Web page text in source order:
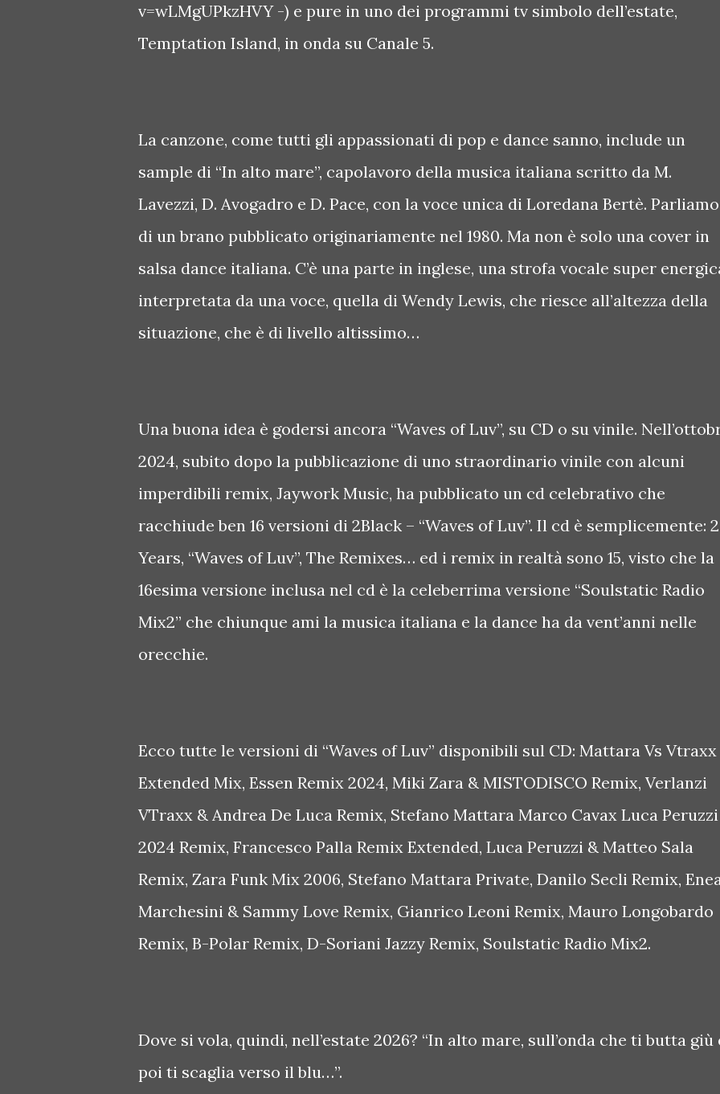
v=wLMgUPkzHVY -) e pure in uno dei programmi tv simbolo dell’estate,
Temptation Island, in onda su Canale 5.
La canzone, come tutti gli appassionati di pop e dance sanno, include un
sample di “In alto mare”, capolavoro della musica italiana scritto da M.
Lavezzi, D. Avogadro e D. Pace, con la voce unica di Loredana Bertè. Parliamo
di un brano pubblicato originariamente nel 1980. Ma non è solo una cover in
salsa dance italiana. C’è una parte in inglese, una strofa vocale super
interpretata da una voce, quella di Wendy Lewis, che riesce all’altezza della
situazione, che è di livello altissimo…
Una buona idea è godersi ancora “Waves of Luv”, su CD o su vinile.
2024, subito dopo la pubblicazione di uno straordinario vinile con alcuni
imperdibili remix, Jaywork Music, ha pubblicato un cd celebrativo che
racchiude ben 16 versioni di 2Black – “Waves of Luv”. Il cd è semplicemente:
Years, “Waves of Luv”, The Remixes… ed i remix in realtà sono 15, visto che la
16esima versione inclusa nel cd è la celeberrima versione “Soulstatic Radio
Mix2” che chiunque ami la musica italiana e la dance ha da vent’anni nelle
orecchie.
Ecco tutte le versioni di “Waves of Luv” disponibili sul CD: Mattara Vs Vtraxx
Extended Mix, Essen Remix 2024, Miki Zara & MISTODISCO Remix, Verlanzi
VTraxx & Andrea De Luca Remix, Stefano Mattara Marco Cavax Luca Peruzzi
2024 Remix, Francesco Palla Remix Extended, Luca Peruzzi & Matteo Sala
Remix, Zara Funk Mix 2006, Stefano Mattara Private, Danilo Secli Remix,
Marchesini & Sammy Love Remix, Gianrico Leoni Remix, Mauro Longobardo
Remix, B-Polar Remix, D-Soriani Jazzy Remix, Soulstatic Radio Mix2.
Dove si vola, quindi, nell’estate 2026? “In alto mare, sull’onda che ti butta giù
poi ti scaglia verso il blu…”.